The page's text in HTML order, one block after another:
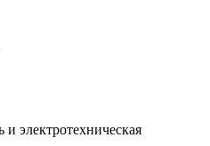
электротехническая